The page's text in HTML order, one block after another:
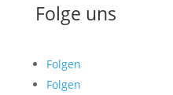
Folge uns
Folgen
Folgen